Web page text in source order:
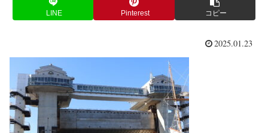
LINE Pinterest コピー
2025.01.23